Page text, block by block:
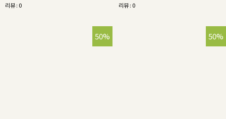
리뷰 : 0 리뷰 : 0
50% 50%